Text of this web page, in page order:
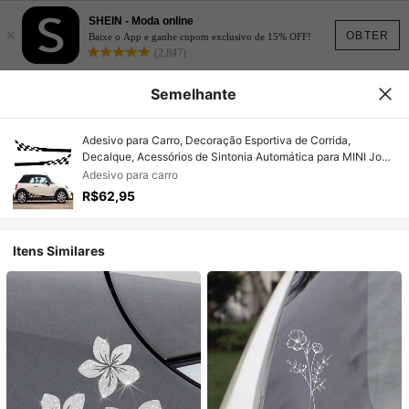
OBTER
×
SHEIN - Moda online
Baixe o App e ganhe cupom exclusivo de 15% OFF!
(2,847)
Semelhante
Adesivo para Carro, Decoração Esportiva de Corrida,
Decalque, Acessórios de Sintonia Automática para MINI John
S JCW F55 F56 F57 R55 R56 R60 F60 Clubman
Adesivo para carro
R$62,95
Itens Similares